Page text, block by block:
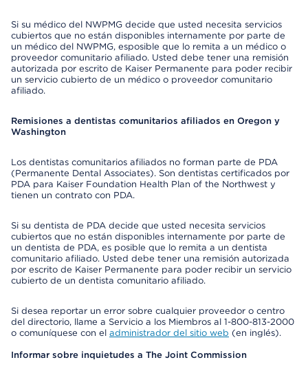
Si su médico del NWPMG decide que usted necesita servicios
cubiertos que no están disponibles internamente por parte de
un médico del NWPMG, esposible que lo remita a un médico o
proveedor comunitario afiliado. Usted debe tener una remisión
autorizada por escrito de Kaiser Permanente para poder recibir
un servicio cubierto de un médico o proveedor comunitario
afiliado.
Remisiones a dentistas comunitarios afiliados en Oregon y
Washington
Los dentistas comunitarios afiliados no forman parte de PDA
(Permanente Dental Associates). Son dentistas certificados por
PDA para Kaiser Foundation Health Plan of the Northwest y
tienen un contrato con PDA.
Si su dentista de PDA decide que usted necesita servicios
cubiertos que no están disponibles internamente por parte de
un dentista de PDA, es posible que lo remita a un dentista
comunitario afiliado. Usted debe tener una remisión autorizada
por escrito de Kaiser Permanente para poder recibir un servicio
cubierto de un dentista comunitario afiliado.
Si desea reportar un error sobre cualquier proveedor o centro
del directorio, llame a Servicio a los Miembros al 1-800-813-2000
o comuníquese con el administrador del sitio web (en inglés).
Informar sobre inquietudes a The Joint Commission